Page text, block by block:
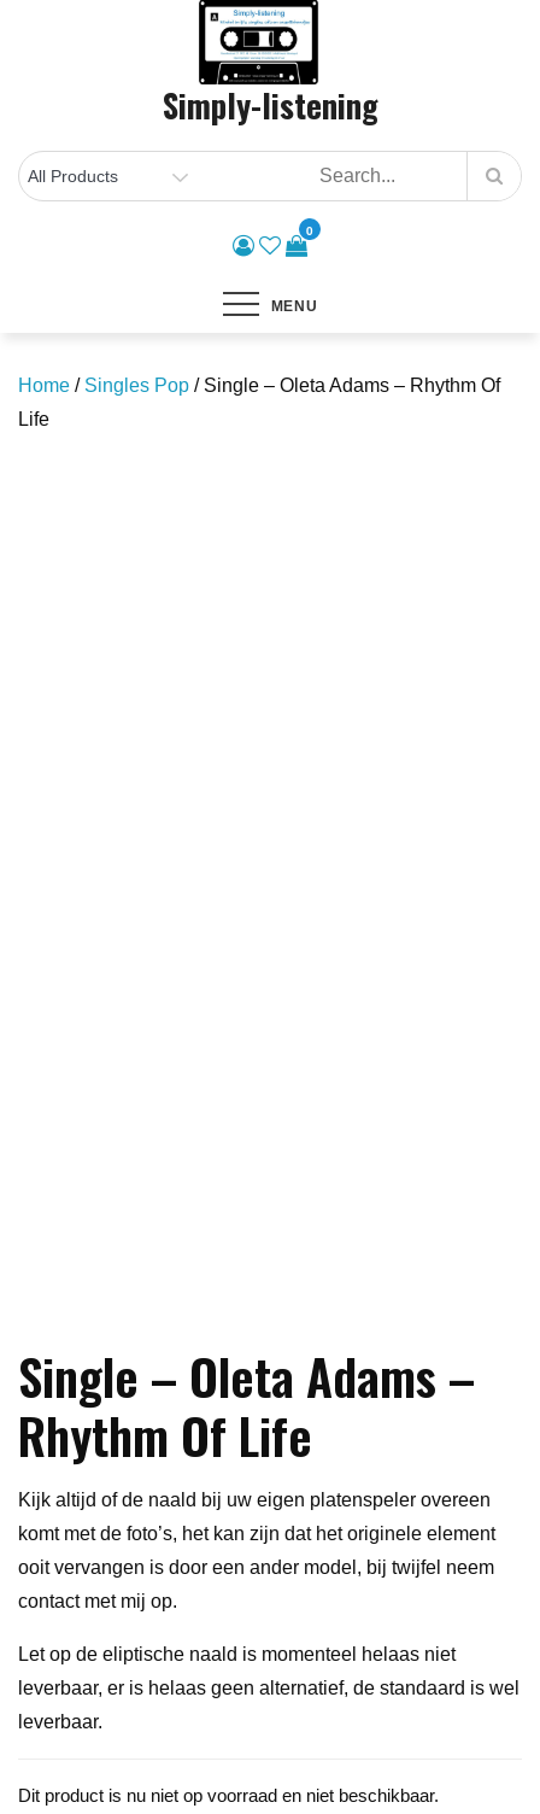
Simply-listening
0
MENU
Home / Singles Pop / Single – Oleta Adams – Rhythm Of
Life
Single – Oleta Adams –
Rhythm Of Life
Kijk altijd of de naald bij uw eigen platenspeler overeen
komt met de foto’s, het kan zijn dat het originele element
ooit vervangen is door een ander model, bij twijfel neem
contact met mij op.
Let op de eliptische naald is momenteel helaas niet
leverbaar, er is helaas geen alternatief, de standaard is wel
leverbaar.
Dit product is nu niet op voorraad en niet beschikbaar.